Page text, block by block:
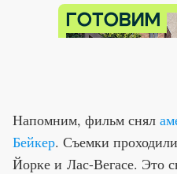
Напомним, фильм снял
Бейкер. Съемки
Йорке и Лас-Вегасе. Это